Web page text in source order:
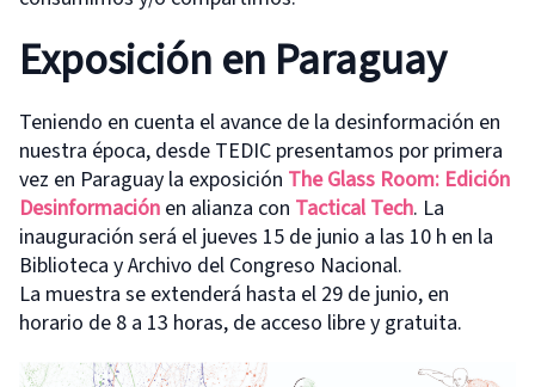
Exposición en Paraguay
Teniendo en cuenta el avance de la desinformación en
nuestra época, desde TEDIC presentamos por primera
vez en Paraguay la exposición The Glass Room: Edición
Desinformación en alianza con Tactical Tech. La
inauguración será el jueves 15 de junio a las 10 h en la
Biblioteca y Archivo del Congreso Nacional.
La muestra se extenderá hasta el 29 de junio, en
horario de 8 a 13 horas, de acceso libre y gratuita.